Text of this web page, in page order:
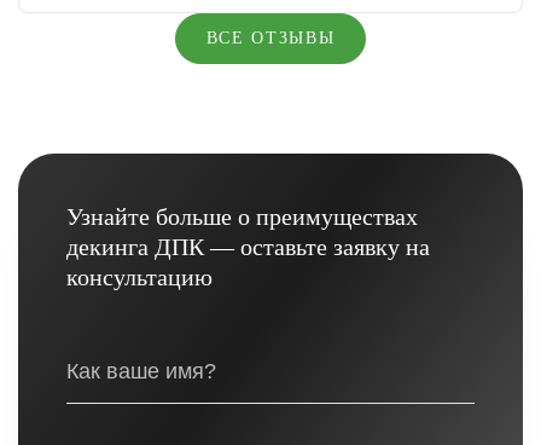
ВСЕ ОТЗЫВЫ
Узнайте больше о преимуществах
декинга ДПК — оставьте заявку на
консультацию